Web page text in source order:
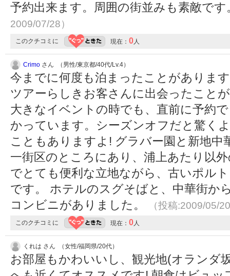
予約出来ます。周囲の街並みも素敵で
2009/07/28）
このクチコミに 現在： 0人
Crimo さん （男性/東京都/40代/Lv.4）
今までに何度も泊まったことがありま
ツアーらしきお客さんに出会ったこと
大きなイベントの時でも、直前に予約
かっています。シーズンオフだと驚く
こともありますよ! グラバー園と新地中
一街区のところにあり、浦上あたり以
でとても便利な立地ながら、古いポル
です。 ホテルのスグそばと、中華街か
コンビニがありました。
（投稿:2009/05/
このクチコミに 現在： 0人
くれは さん （女性/福岡県/20代）
お部屋もかわいいし、観光地(オランダ